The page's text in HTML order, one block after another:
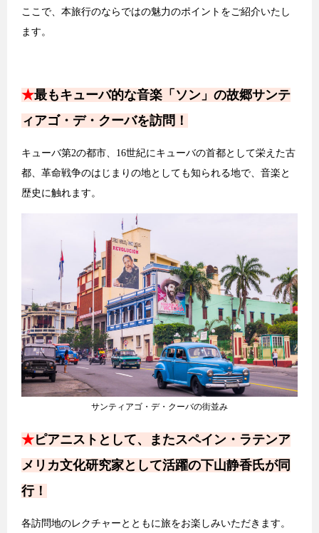
ここで、本旅行のならではの魅力のポイントをご紹介いたし
ます。
★最もキューバ的な音楽「ソン」の故郷サンテ
ィアゴ・デ・クーバを訪問！
キューバ第2の都市、16世紀にキューバの首都として栄えた古
都、革命戦争のはじまりの地としても知られる地で、音楽と
歴史に触れます。
サンティアゴ・デ・クーバの街並み
★ピアニストとして、またスペイン・ラテンア
メリカ文化研究家として活躍の下山静香氏が同
行！
各訪問地のレクチャーとともに旅をお楽しみいただきます。